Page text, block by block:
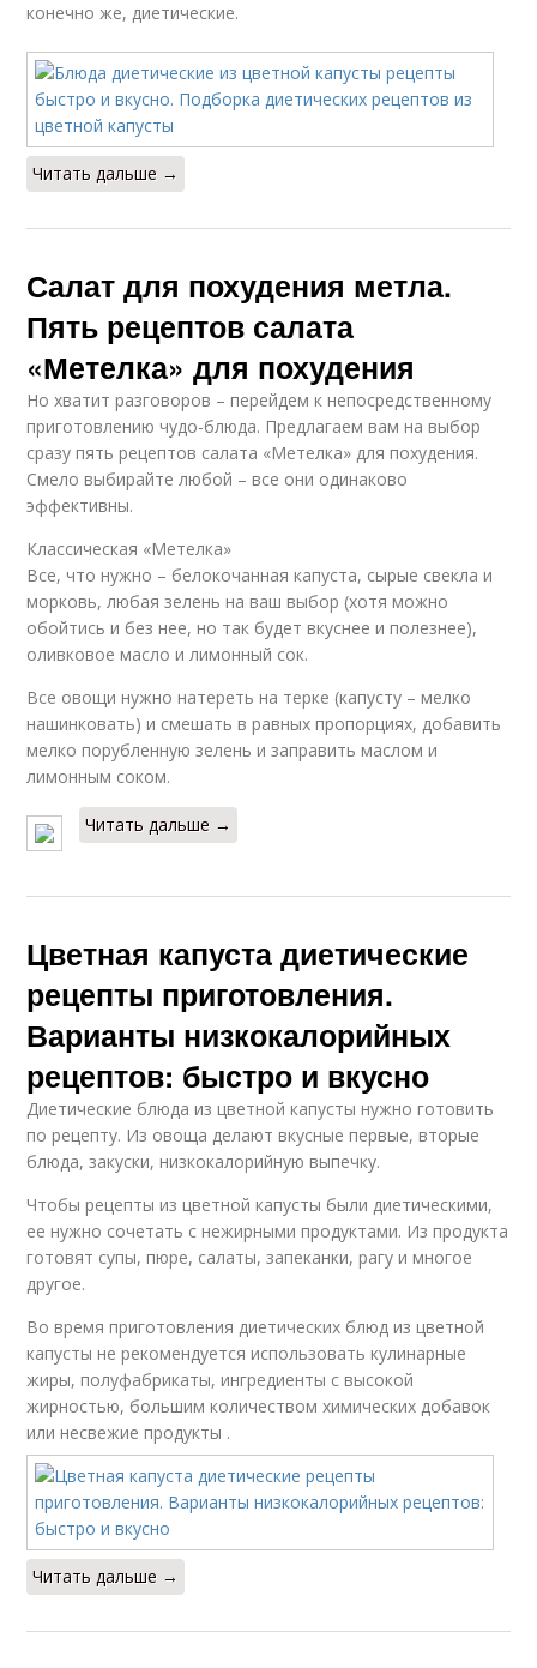
конечно же, диетические.
Читать дальше →
Салат для похудения метла.
Пять рецептов салата
«Метелка» для похудения
Но хватит разговоров – перейдем к непосредственному
приготовлению чудо-блюда. Предлагаем вам на выбор
сразу пять рецептов салата «Метелка» для похудения.
Смело выбирайте любой – все они одинаково
эффективны.
Классическая «Метелка»
Все, что нужно – белокочанная капуста, сырые свекла и
морковь, любая зелень на ваш выбор (хотя можно
обойтись и без нее, но так будет вкуснее и полезнее),
оливковое масло и лимонный сок.
Все овощи нужно натереть на терке (капусту – мелко
нашинковать) и смешать в равных пропорциях, добавить
мелко порубленную зелень и заправить маслом и
лимонным соком.
Читать дальше →
Цветная капуста диетические
рецепты приготовления.
Варианты низкокалорийных
рецептов: быстро и вкусно
Диетические блюда из цветной капусты нужно готовить
по рецепту. Из овоща делают вкусные первые, вторые
блюда, закуски, низкокалорийную выпечку.
Чтобы рецепты из цветной капусты были диетическими,
ее нужно сочетать с нежирными продуктами. Из продукта
готовят супы, пюре, салаты, запеканки, рагу и многое
другое.
Во время приготовления диетических блюд из цветной
капусты не рекомендуется использовать кулинарные
жиры, полуфабрикаты, ингредиенты с высокой
жирностью, большим количеством химических добавок
или несвежие продукты .
Читать дальше →